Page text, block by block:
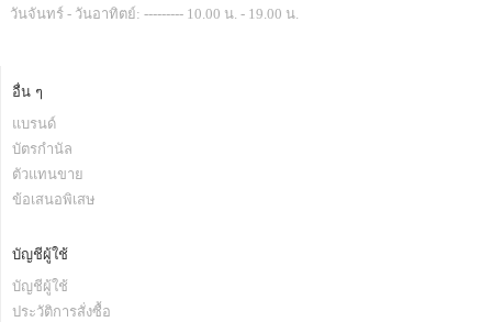
วันจันทร์ - วันอาทิตย์: --------- 10.00 น. - 19.00 น.
อื่น ๆ
แบรนด์
บัตรกำนัล
ตัวแทนขาย
ข้อเสนอพิเสษ
บัญชีผู้ใช้
บัญชีผู้ใช้
ประวัติการสั่งซื้อ